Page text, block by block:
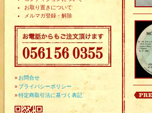
お取り置きについて
メルマガ登録・解除
» お問合せ
» プライバシーポリシー
»特定商取引法に基づく表記